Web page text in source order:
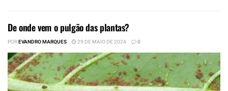
De onde vem o pulgão das plantas?
POREVANDRO MARQUES 29 DE MAIO DE 2024 0